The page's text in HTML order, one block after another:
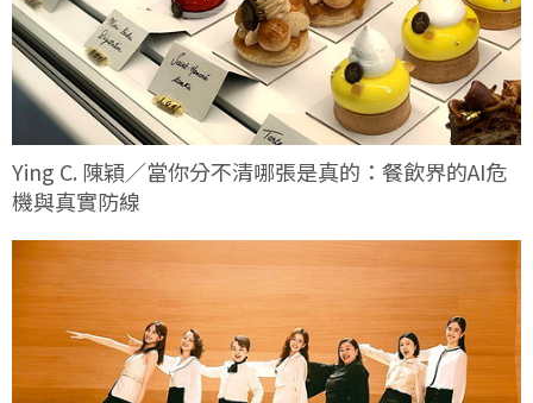
Ying C. 陳穎／當你分不清哪張是真的：餐飲界的AI危
機與真實防線